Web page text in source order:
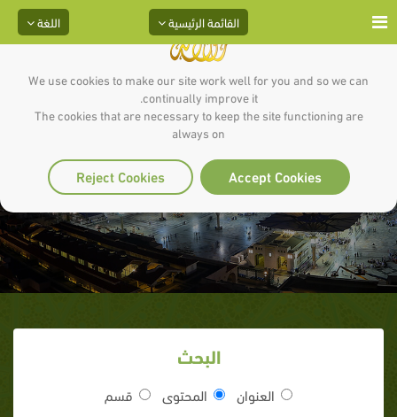
We use cookies to make our site work well for you and so we can
continually improve it.
The cookies that are necessary to keep the site functioning are
always on
Accept Cookies
Reject Cookies
اللغة القائمة الرئيسية
الشبهة (2 / 75) كيف نعرف الله؟
البحث
العنوان المحتوى قسم